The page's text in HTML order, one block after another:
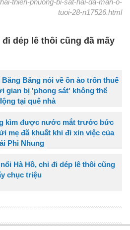
tuoi-28-n17526.html
dép lê thôi cũng đã mấy
Băng Băng nói về ồn ào trốn thuế
gian bị 'phong sát' không thể
tại quê nhà
kìm được nước mắt trước bức
mẹ đã khuất khi đi xin việc của
Phi Nhung
Hà Hồ, chỉ đi dép lê thôi cũng
chục triệu